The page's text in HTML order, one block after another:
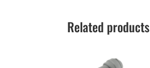
Related products